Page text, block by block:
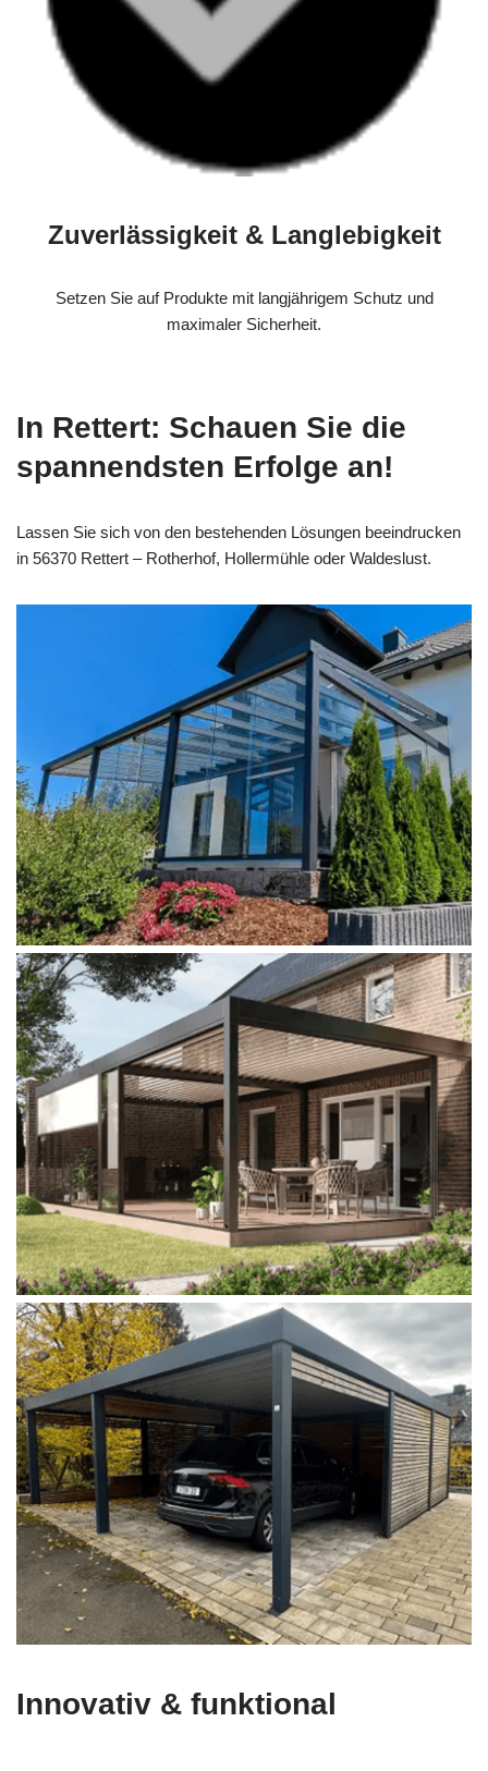
Zuverlässigkeit & Langlebigkeit
Setzen Sie auf Produkte mit langjährigem Schutz und
maximaler Sicherheit.
In Rettert: Schauen Sie die
spannendsten Erfolge an!
Lassen Sie sich von den bestehenden Lösungen beeindrucken
in 56370 Rettert – Rotherhof, Hollermühle oder Waldeslust.
Innovativ & funktional